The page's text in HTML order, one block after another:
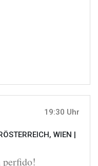
19:30 Uhr
WIEN |
perfido!